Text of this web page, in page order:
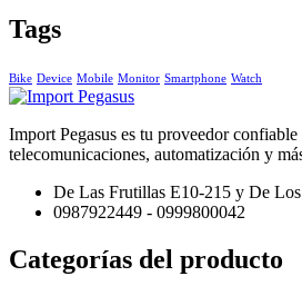
Tags
Bike Device Mobile Monitor Smartphone Watch
Import Pegasus es tu proveedor
telecomunicaciones, automatización y
De Las Frutillas E10-215 y De
0987922449 - 0999800042
Categorías del producto